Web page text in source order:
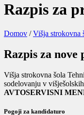
Razpis za
Domov /Višja strokovna
Razpis za nove
Višja strokovna šola
sodelovanju v
AVTOSERVISNI
Pogoji za kandidaturo